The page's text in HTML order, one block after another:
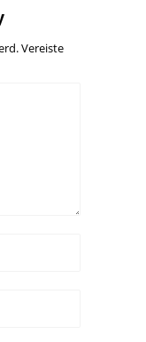
Vereiste